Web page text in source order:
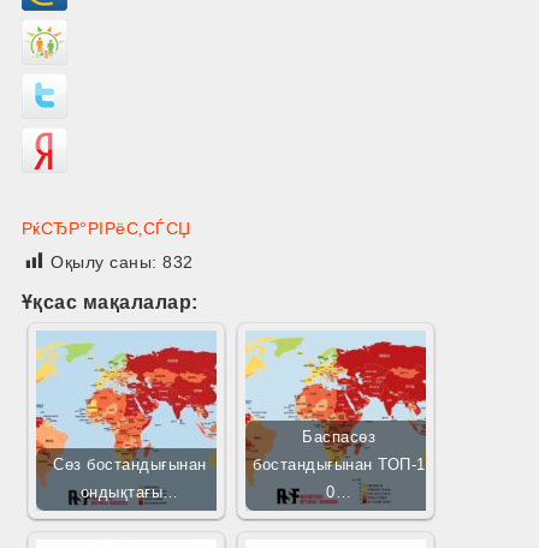
РќСЂР°РІРёС‚СЃСЏ
Оқылу саны:832
Ұқсас мақалалар:
Сөз бостандығынан
ондықтағы…
Баспасөз
бостандығынан ТОП-1
0…